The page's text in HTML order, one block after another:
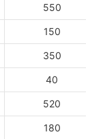
550
150
350
40
520
180